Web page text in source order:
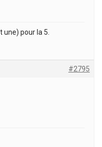
une) pour la 5.
#2795